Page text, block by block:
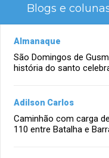
Blogs e
Almanaque
São Domingos de
história do santo
Adilson Carlos
Caminhão com carga
110 entre Batalha e